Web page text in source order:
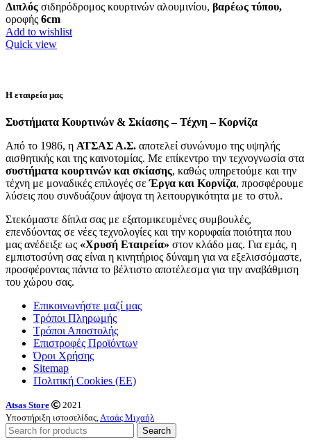
Διπλός σιδηρόδρομος κουρτινών αλουμινίου, βαρέως τύπου,
οροφής 6cm
Add to wishlist
Quick view
Η εταιρεία μας
Συστήματα Κουρτινών & Σκίασης – Τέχνη – Κορνίζα
Από το 1986, η ΑΤΣΑΣ Α.Σ. αποτελεί συνώνυμο της υψηλής
αισθητικής και της καινοτομίας. Με επίκεντρο την τεχνογνωσία στα
συστήματα κουρτινών και σκίασης, καθώς υπηρετούμε και την
τέχνη με μοναδικές επιλογές σεΈργα και Κορνίζα, προσφέρουμε
λύσεις που συνδυάζουν άψογα τη λειτουργικότητα με το στυλ.
Στεκόμαστε δίπλα σας με εξατομικευμένες συμβουλές,
επενδύοντας σε νέες τεχνολογίες και την κορυφαία ποιότητα που
μας ανέδειξε ως «Χρυσή Εταιρεία» στον κλάδο μας. Για εμάς, η
εμπιστοσύνη σας είναι η κινητήριος δύναμη για να εξελισσόμαστε,
προσφέροντας πάντα το βέλτιστο αποτέλεσμα για την αναβάθμιση
του χώρου σας.
Επικοινωνήστε μαζί μας
Τρόποι Πληρωμής
Τρόποι Αποστολής
Επιστροφές Προϊόντων
Όροι Χρήσης
Sitemap
Πολιτική Cookies (ΕΕ)
Atsas Store
2021
Υποστήριξη ιστοσελίδας,Ατσάς Μιχαήλ
Search